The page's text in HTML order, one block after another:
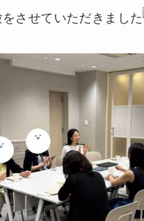
させていただきました